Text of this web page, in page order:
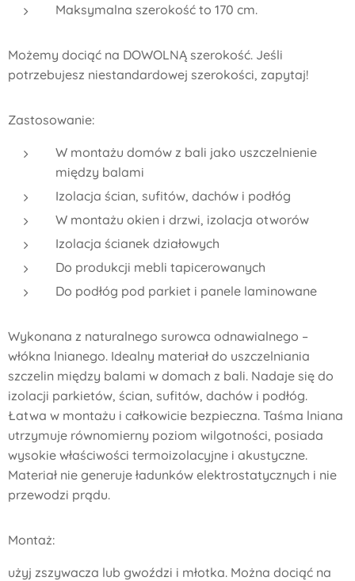
Maksymalna szerokość to 170 cm.
Możemy dociąć na DOWOLNĄ szerokość. Jeśli
potrzebujesz niestandardowej szerokości, zapytaj!
Zastosowanie:
W montażu domów z bali jako uszczelnienie
między balami
Izolacja ścian, sufitów, dachów i podłóg
W montażu okien i drzwi, izolacja otworów
Izolacja ścianek działowych
Do produkcji mebli tapicerowanych
Do podłóg pod parkiet i panele laminowane
Wykonana z naturalnego surowca odnawialnego –
włókna lnianego. Idealny materiał do uszczelniania
szczelin między balami w domach z bali. Nadaje się do
izolacji parkietów, ścian, sufitów, dachów i podłóg.
Łatwa w montażu i całkowicie bezpieczna. Taśma lniana
utrzymuje równomierny poziom wilgotności, posiada
wysokie właściwości termoizolacyjne i akustyczne.
Materiał nie generuje ładunków elektrostatycznych i nie
przewodzi prądu.
Montaż:
użyj zszywacza lub gwoździ i młotka. Można dociąć na